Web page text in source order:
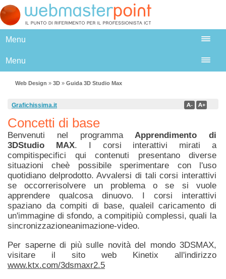
Menu
Menu
Web Design » 3D » Guida 3D Studio Max
Grafichissima.it
Concetti di base
Benvenuti nel programmaApprendimento di
3DStudio MAX. I corsi interattivi mirati a
compitispecifici qui contenuti presentano diverse
situazioni cheè possibile sperimentare con l'uso
quotidiano delprodotto. Avvalersi di tali corsi interattivi
se occorrerisolvere un problema o se si vuole
apprendere qualcosa dinuovo. I corsi interattivi
spaziano da compiti di base, qualeil caricamento di
un'immagine di sfondo, a compitipiù complessi, quali la
sincronizzazioneanimazione-video.
Per saperne di più sulle novità del mondo 3DSMAX,
visitare il sito web Kinetix all'indirizzo
www.ktx.com/3dsmaxr2.5